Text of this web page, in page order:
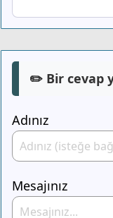
✏️ Bir cevap
Adınız
Mesajınız